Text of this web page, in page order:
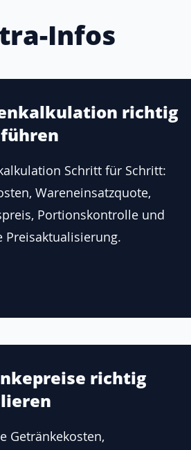
Infos
richtig
Schritt für Schritt:
Wareneinsatzquote,
Portionskontrolle und
Preisaktualisierung.
richtig
Getränkekosten,